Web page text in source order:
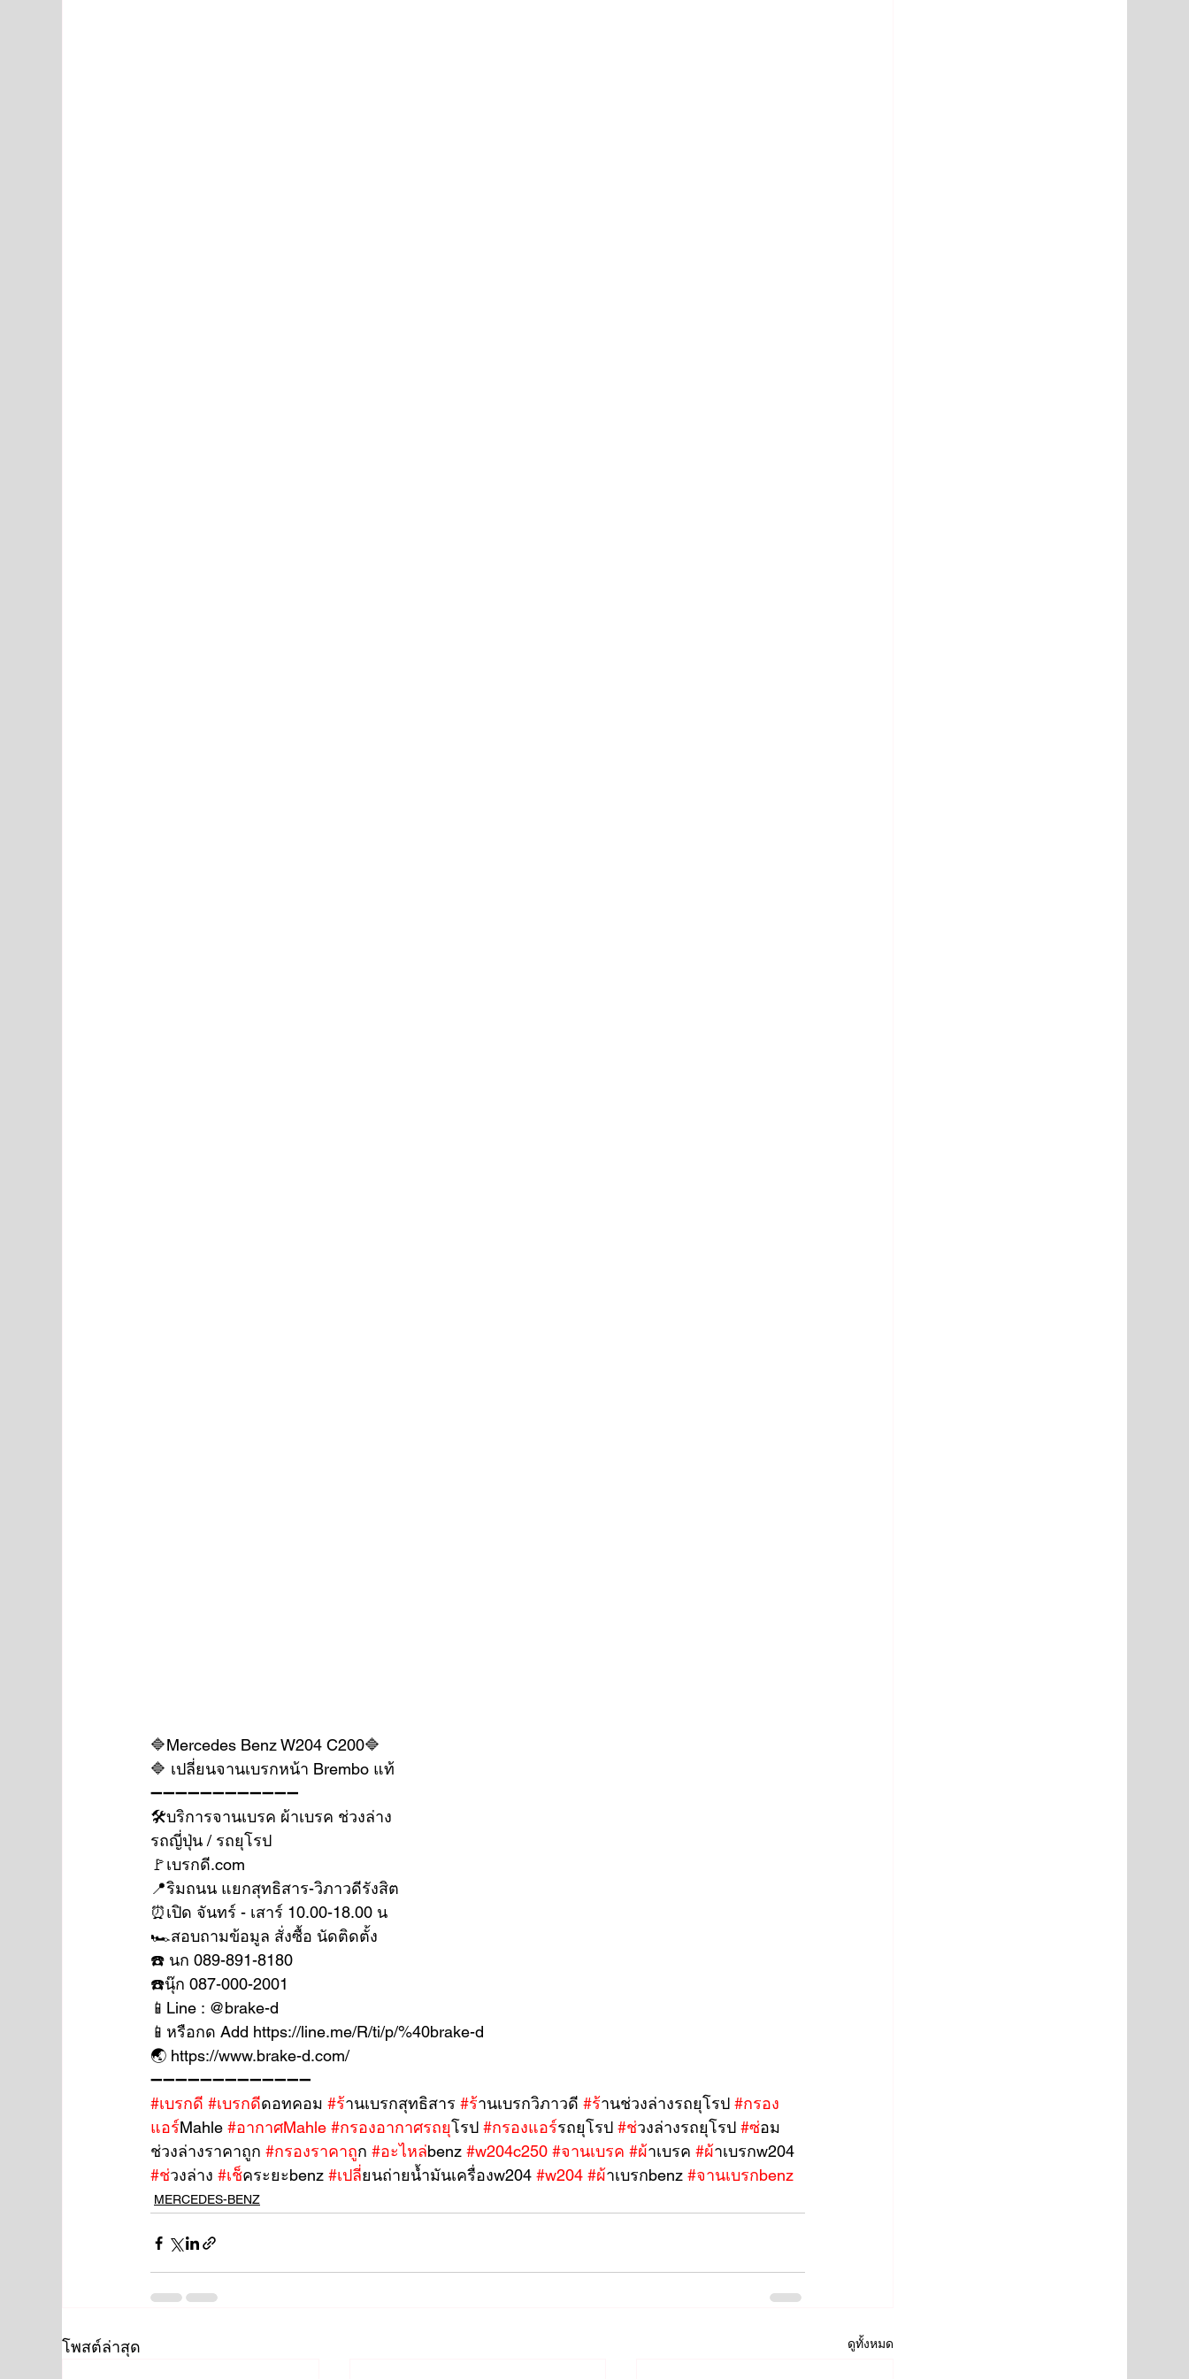
🔷Mercedes Benz W204 C200🔷
🔷 เปลี่ยนจานเบรกหน้า Brembo แท้
➖➖➖➖➖➖➖➖➖➖➖➖
🛠บริการจานเบรค ผ้าเบรค ช่วงล่าง
รถญี่ปุ่น / รถยุโรป
🚩เบรกดี.com
📍ริมถนน แยกสุทธิสาร-วิภาวดีรังสิต
⏰เปิด จันทร์ - เสาร์ 10.00-18.00 น
🏎สอบถามข้อมูล สั่งซื้อ นัดติดตั้ง
☎️ นก 089-891-8180
☎️นุ๊ก 087-000-2001
📱Line : @brake-d
📱หรือกด Add https://line.me/R/ti/p/%40brake-d
🌏 https://www.brake-d.com/
➖➖➖➖➖➖➖➖➖➖➖➖➖
#เบรกด #เบรกดีดอทคอม #ร้านเบรกสุทธิสาร #ร้านเบรกวิภาวดี #ร้านช่วงล่างรถยุโรป #กรอง
แอร์Mahle #อากาศMahle #กรองอากาศรถยุโรป #กรองแอร์รถยุโรป #ช่วงล่างรถยุโรป #ซ่อม
ช่วงล่างราคาถูก #กรองราคาถูก #อะไหล่benz #w204c250 #จานเบรค #ผ้าเบรค #ผ้าเบรกw204
#ช่วงล่าง #เช็คระยะbenz #เปลี่ยนถ่ายน้ำมันเครื่องw204 #w204 #ผ้าเบรกbenz #จานเบรกbenz
MERCEDES-BENZ
โพสต์ล่าสุด ดูทั้งหมด